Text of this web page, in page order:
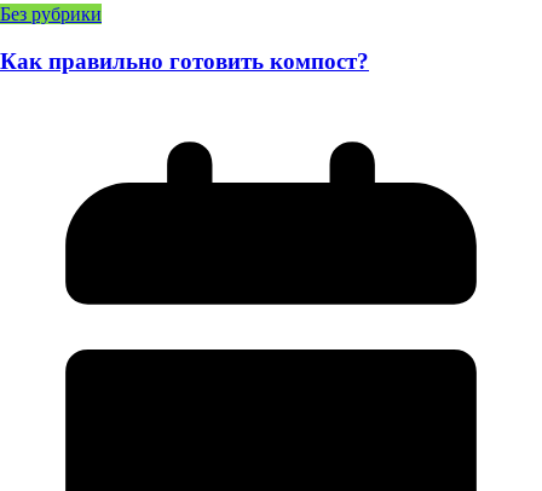
Без рубрики
Как правильно готовить компост?